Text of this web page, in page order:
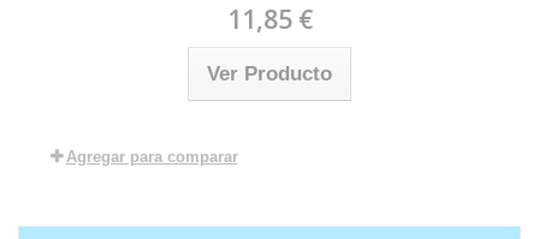
11,85 €
Ver Producto
Agregar para comparar